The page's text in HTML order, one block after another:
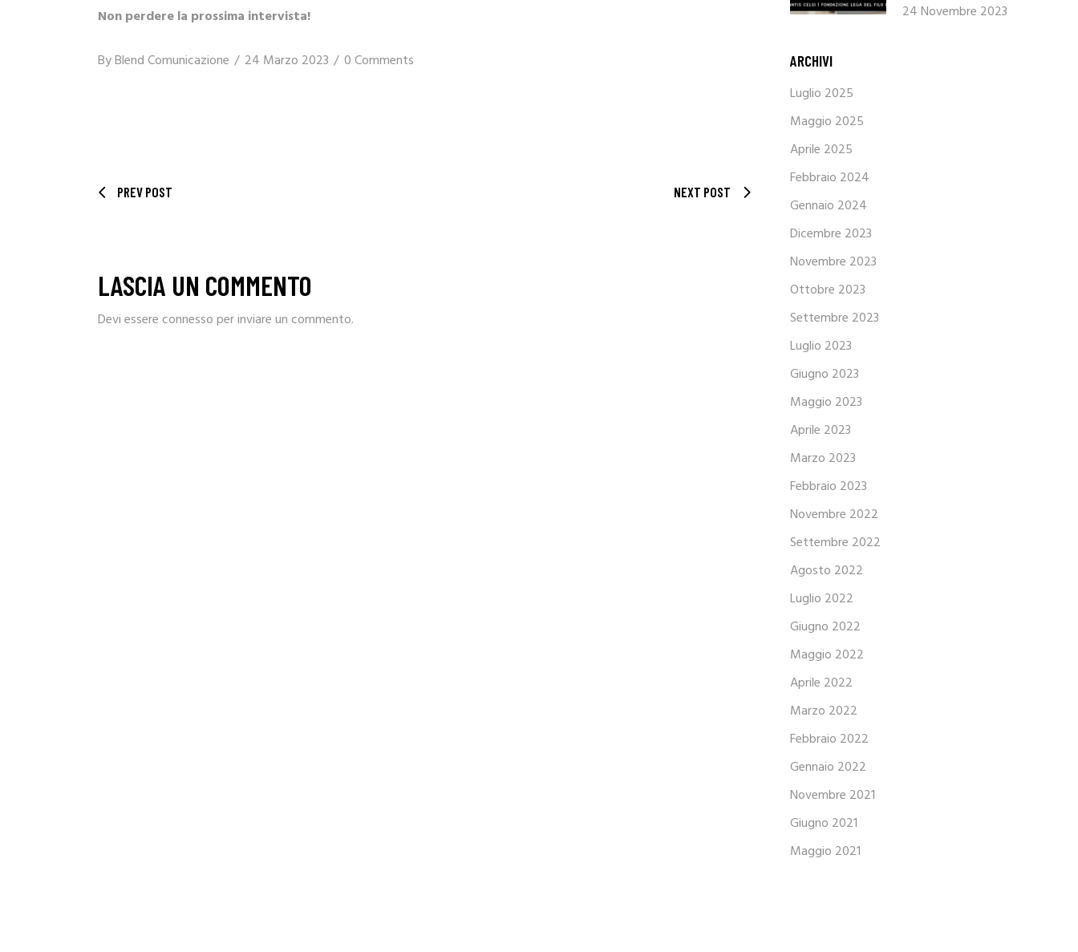
Non perdere la prossima intervista!
ByBlend Comunicazione 24 Marzo 2023 0 Comments
PREV POST NEXT POST
LASCIA UN COMMENTO
Devi essere connessoper inviare un commento.
24 Novembre 2023
ARCHIVI
Luglio 2025
Maggio 2025
Aprile 2025
Febbraio 2024
Gennaio 2024
Dicembre 2023
Novembre 2023
Ottobre 2023
Settembre 2023
Luglio 2023
Giugno 2023
Maggio 2023
Aprile 2023
Marzo 2023
Febbraio 2023
Novembre 2022
Settembre 2022
Agosto 2022
Luglio 2022
Giugno 2022
Maggio 2022
Aprile 2022
Marzo 2022
Febbraio 2022
Gennaio 2022
Novembre 2021
Giugno 2021
Maggio 2021